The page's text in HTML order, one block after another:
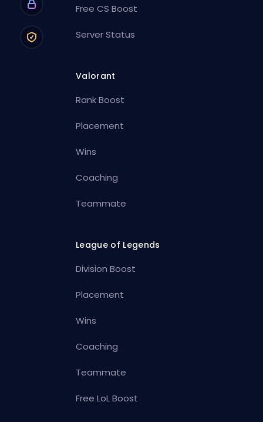
Free CS Boost
Server Status
Valorant
Rank Boost
Placement
Wins
Coaching
Teammate
League of Legends
Division Boost
Placement
Wins
Coaching
Teammate
Free LoL Boost